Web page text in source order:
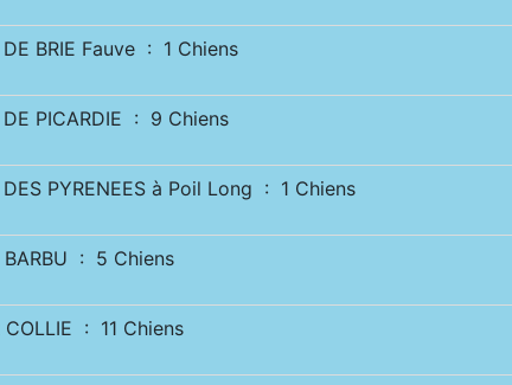
DE BRIE Fauve : 1 Chiens
DE PICARDIE : 9 Chiens
DES PYRENEES à Poil Long : 1 Chiens
BARBU : 5 Chiens
COLLIE : 11 Chiens